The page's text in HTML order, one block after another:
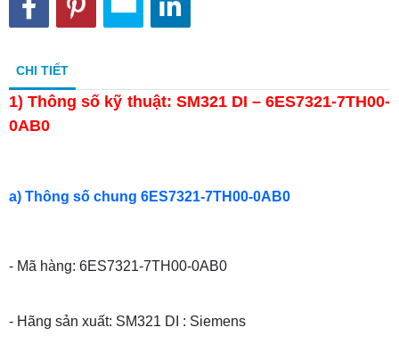
CHI TIẾT
1)Thông số kỹ thuật: SM321 DI – 6ES7321-7TH00-
0AB0
a) Thông số chung 6ES7321-7TH00-0AB0
- Mã hàng: 6ES7321-7TH00-0AB0
- Hãng sản xuất: SM321 DI : Siemens